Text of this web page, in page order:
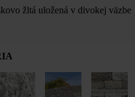
žltá uložená v divokej väzbe